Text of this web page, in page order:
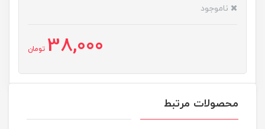
ناموجود
38,000 تومان
محصولات مرتبط